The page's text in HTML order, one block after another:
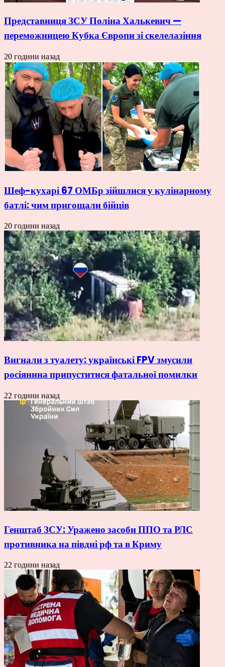
Представниця ЗСУ Поліна Халькевич —
переможницею Кубка Європи зі скелелазіння
20 години назад
Шеф-кухарі 67 ОМБр зійшлися у кулінарному
батлі: чим пригощали бійців
20 години назад
Вигнали з туалету: українські FPV змусили
росіянина припуститися фатальної помилки
22 години назад
Генштаб ЗСУ: Уражено засоби ППО та РЛС
противника на півдні рф та в Криму
22 години назад